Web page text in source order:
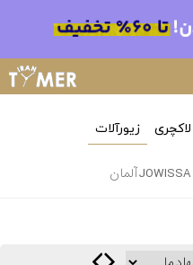
زیورآلات